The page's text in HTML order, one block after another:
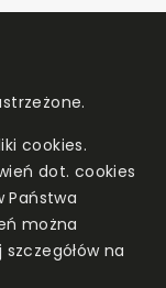
cookies.
dot. cookies
Państwa
można
na